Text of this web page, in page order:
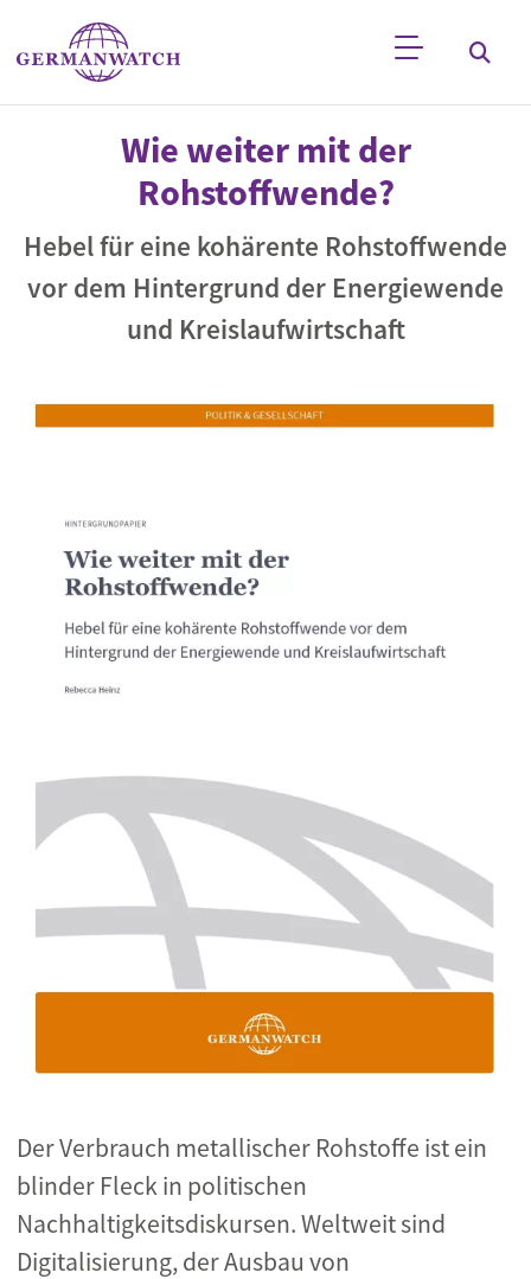
Direkt zum Inhalt
StichwortsucheWie weiter mit der
Rohstoffwende?
Hebel für eine kohärente Rohstoffwende
vor dem Hintergrund der Energiewende
und Kreislaufwirtschaft
Der Verbrauch metallischer Rohstoffe ist ein
blinder Fleck in politischen
Nachhaltigkeitsdiskursen. Weltweit sind
Digitalisierung, der Ausbau von